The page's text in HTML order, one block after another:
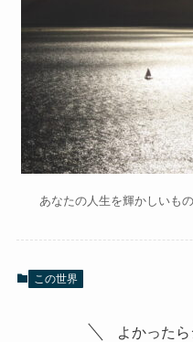
あなたの人生を輝かしいも
この世界
よかったら